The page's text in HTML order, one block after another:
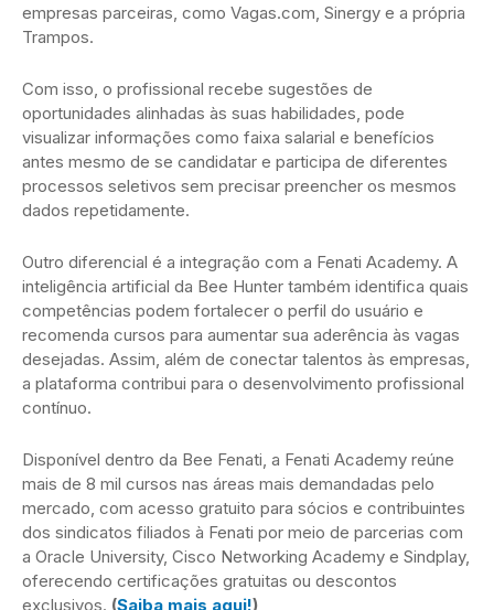
empresas parceiras, como Vagas.com, Sinergy e a própria
Trampos.
Com isso, o profissional recebe sugestões de
oportunidades alinhadas às suas habilidades, pode
visualizar informações como faixa salarial e benefícios
antes mesmo de se candidatar e participa de diferentes
processos seletivos sem precisar preencher os mesmos
dados repetidamente.
Outro diferencial é a integração com a Fenati Academy. A
inteligência artificial da Bee Hunter também identifica quais
competências podem fortalecer o perfil do usuário e
recomenda cursos para aumentar sua aderência às vagas
desejadas. Assim, além de conectar talentos às empresas,
a plataforma contribui para o desenvolvimento profissional
contínuo.
Disponível dentro da Bee Fenati, a Fenati Academy reúne
mais de 8 mil cursos nas áreas mais demandadas pelo
mercado, com acesso gratuito para sócios e contribuintes
dos sindicatos filiados à Fenati por meio de parcerias com
a Oracle University, Cisco Networking Academy e Sindplay,
oferecendo certificações gratuitas ou descontos
exclusivos. (Saiba mais aqui!)